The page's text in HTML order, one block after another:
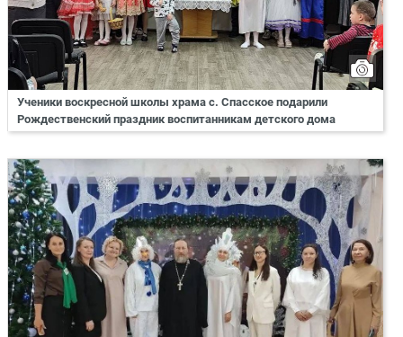
Ученики воскресной школы храма с. Спасское подарили
Рождественский праздник воспитанникам детского дома